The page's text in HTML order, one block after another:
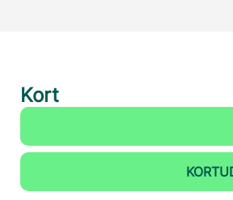
Kort